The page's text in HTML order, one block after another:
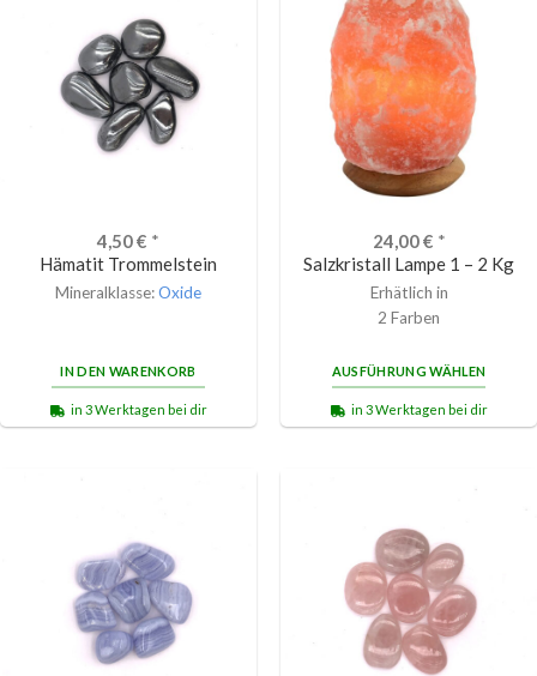
4,50€ *
Hämatit Trommelstein
Mineralklasse:Oxide
IN DEN WARENKORB
in 3 Werktagen bei dir
24,00€ *
Salzkristall Lampe 1 – 2 Kg
Erhätlich in
2 Farben
AUSFÜHRUNG WÄHLEN
in 3 Werktagen bei dir